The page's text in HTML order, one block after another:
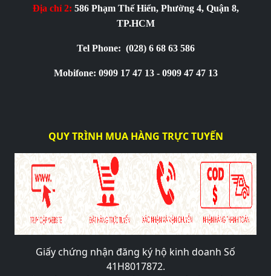
Địa chỉ 2: 586 Phạm Thế Hiển, Phường 4, Quận 8,
TP.HCM
Tel Phone: (028) 6 68 63 586
Mobifone: 0909 17 47 13 - 0909 47 47 13
QUY TRÌNH MUA HÀNG TRỰC TUYẾN
Giấy chứng nhận đăng ký hộ kinh doanh Số
41H8017872.